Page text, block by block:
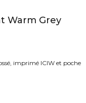
Warm Grey
imprimé ICIW et poche